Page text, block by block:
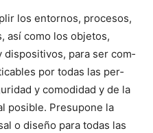
los entornos, pro­ce­sos,
así como los obje­tos,
dis­pos­i­tivos, para ser com­
por todas las per­
y como­di­dad y de la
posi­ble. Pre­supone la
o dis­eño para todas las